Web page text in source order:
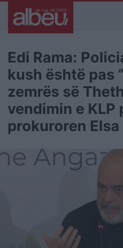
Edi Rama:
kush është pas
zemrës së
vendimin e KLP
prokuroren Elsa